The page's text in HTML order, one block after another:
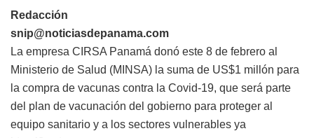
Redacción
snip@noticiasdepanama.com
La empresa CIRSA Panamá donó este 8 de febrero al
Ministerio de Salud (MINSA) la suma de US$1 millón para
la compra de vacunas contra la Covid-19, que será parte
del plan de vacunación del gobierno para proteger al
equipo sanitario y a los sectores vulnerables ya